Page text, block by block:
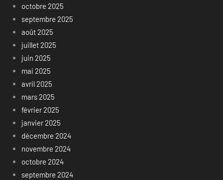
octobre 2025
septembre 2025
août 2025
juillet 2025
juin 2025
mai 2025
avril 2025
mars 2025
février 2025
janvier 2025
décembre 2024
novembre 2024
octobre 2024
septembre 2024